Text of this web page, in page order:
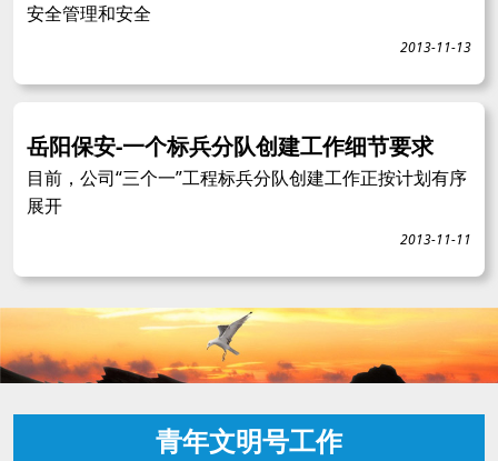
安全管理和安全
2013-11-13
岳阳保安-一个标兵分队创建工作细节要求
目前，公司“三个一”工程标兵分队创建工作正按计划有序
展开
2013-11-11
青年文明号工作